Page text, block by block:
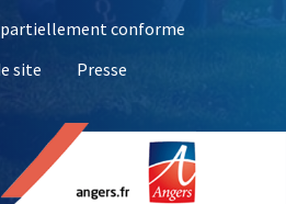
partiellement conforme
site
Presse